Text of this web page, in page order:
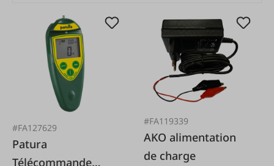
#FA127629
Patura
Télécommande
#FA119339
AKO alimentation
de charge